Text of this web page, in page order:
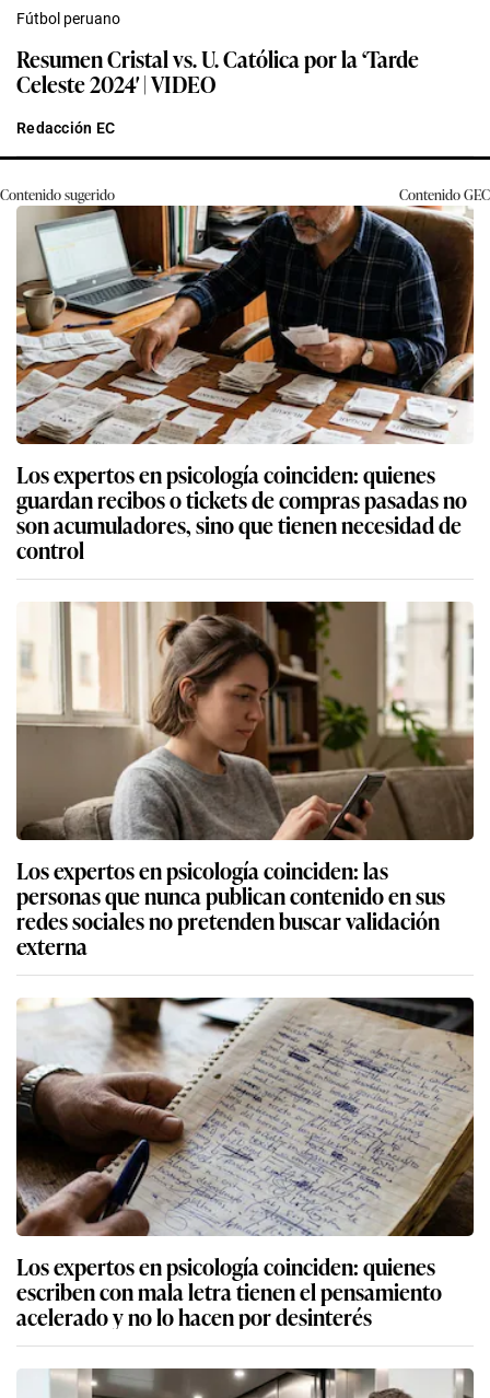
Fútbol peruano
Resumen Cristal vs. U. Católica por la ‘Tarde
Celeste 2024′ | VIDEO
Redacción EC
Contenido sugerido ContenidoGEC
Los expertos en psicología coinciden: quienes
guardan recibos o tickets de compras pasadas no
son acumuladores, sino que tienen necesidad de
control
Los expertos en psicología coinciden: las
personas que nunca publican contenido en sus
redes sociales no pretenden buscar validación
externa
Los expertos en psicología coinciden: quienes
escriben con mala letra tienen el pensamiento
acelerado y no lo hacen por desinterés